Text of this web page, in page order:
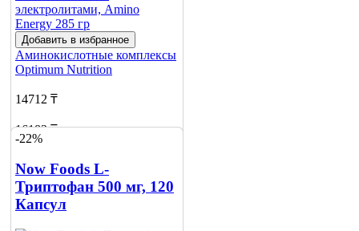
Добавить в избранное
Аминокислотные комплексы
Optimum Nutrition
14712 ₸
16183 ₸
3
-22%
Now Foods L-
Триптофан 500 мг, 120
Капсул